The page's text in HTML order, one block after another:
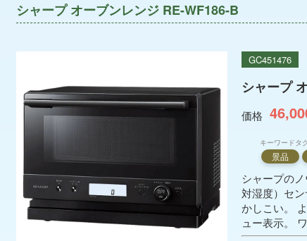
シャープ オーブンレンジ RE-WF186-B
GC451476
シャープ
価格
キーワードタ
景品
シャープの
対湿度）セ
かしこい。
ュー表示。